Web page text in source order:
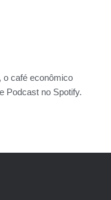
o café econômico
Podcast no Spotify.